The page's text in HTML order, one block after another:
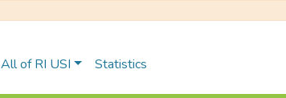
All of RI USI Statistics